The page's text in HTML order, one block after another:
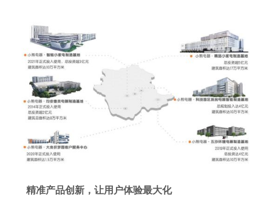
精准产品创新，让用户体验最大化